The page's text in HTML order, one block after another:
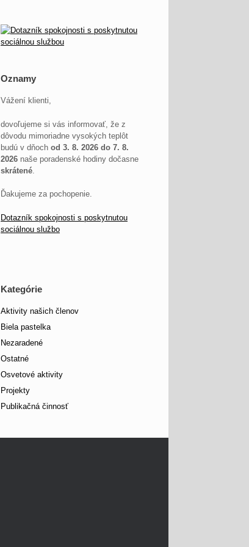
Oznamy
Vážení klienti,
dovoľujeme si vás informovať, že z
dôvodu mimoriadne vysokých teplôt
budú v dňochod 3. 8. 2026 do 7. 8.
2026 naše poradenské hodiny dočasne
skrátené
Ďakujeme za pochopenie.
Dotazník spokojnosti s poskytnutou
sociálnou službo
Kategórie
Aktivity našich členov
Biela pastelka
Nezaradené
Ostatné
Osvetové aktivity
Projekty
Publikačná činnosť